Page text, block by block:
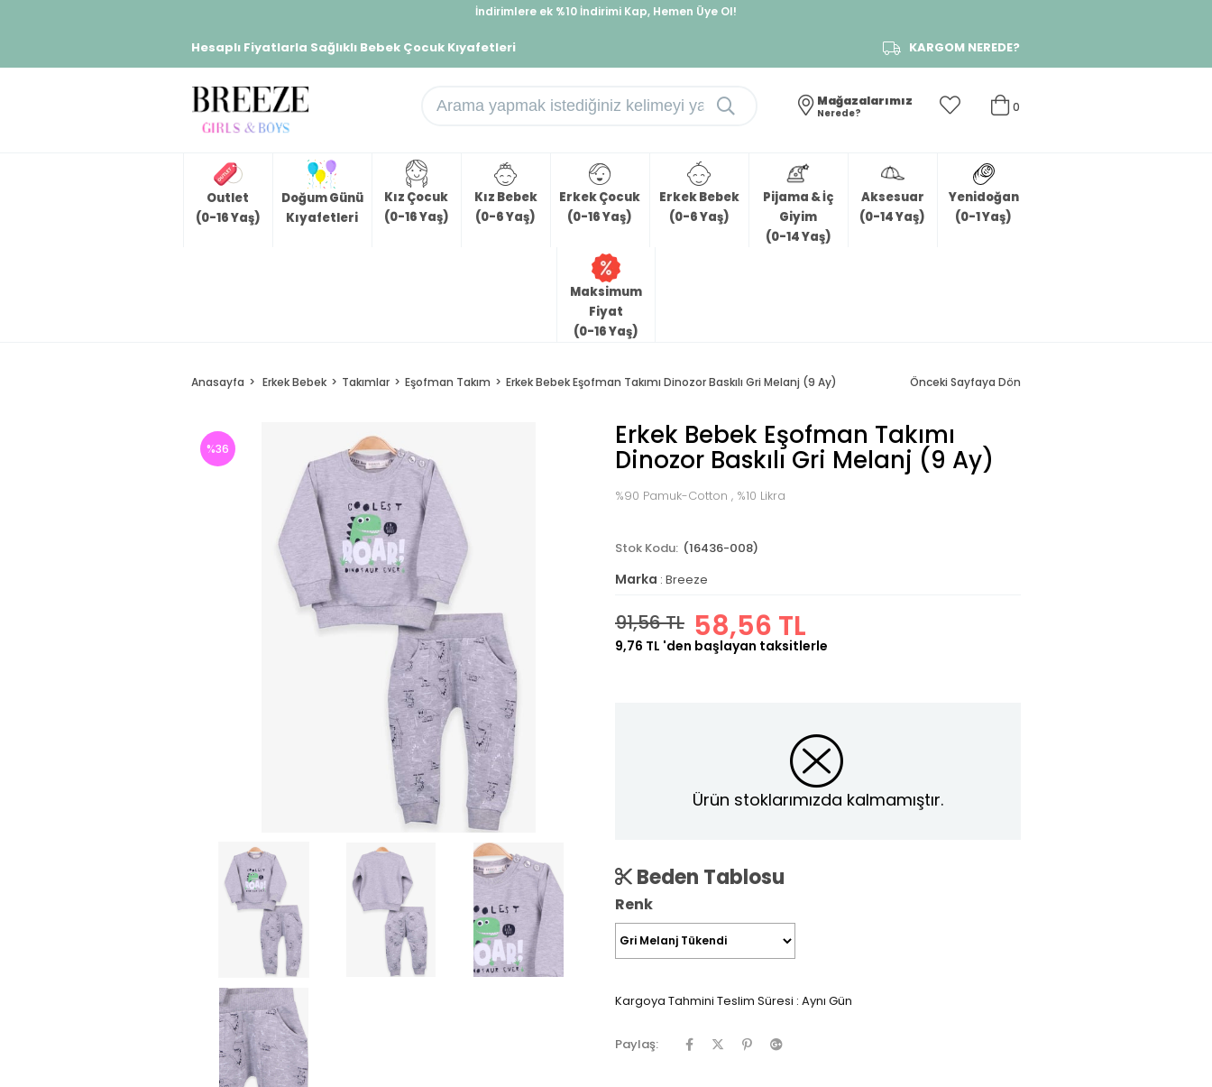
İndirimlere ek %10 İndirimi Kap, Hemen Üye Ol!
Hesaplı Fiyatlarla Sağlıklı Bebek Çocuk Kıyafetleri KARGOM NEREDE?
0
Mağazalarımız
Nerede?
Outlet
(0-16 Yaş)
Doğum Günü
Kıyafetleri
Kız Çocuk
(0-16 Yaş)
Kız Bebek
(0-6 Yaş)
Erkek Çocuk
(0-16 Yaş)
Erkek Bebek
(0-6 Yaş)
Pijama & İç
Giyim
(0-14 Yaş)
Aksesuar
(0-14 Yaş)
Yenidoğan
(0-1 Yaş)
Maksimum
Fiyat
(0-16 Yaş)
Anasayfa Erkek Bebek Takımlar Eşofman Takım Erkek Bebek Eşofman Takımı Dinozor Baskılı Gri Melanj (9 Ay) Önceki Sayfaya Dön
%36 Erkek Bebek Eşofman Takımı
Dinozor Baskılı Gri Melanj (9 Ay)
%90 Pamuk-Cotton , %10 Likra
(16436-008)
Marka : Breeze
91,56 TL 58,56 TL
9,76 TL 'den başlayan taksitlerle
Ürün stoklarımızda kalmamıştır.
Beden Tablosu
Renk
Kargoya Tahmini Teslim Süresi : Aynı Gün
Paylaş: